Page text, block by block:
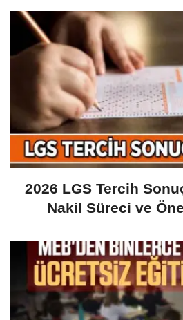
2026 LGS Tercih
Nakil Süreci ve